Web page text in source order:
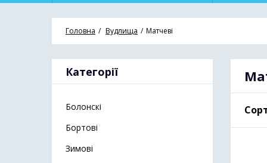
Головна Вудлища Матчеві
Категорії
Болонскі
Бортові
Зимові